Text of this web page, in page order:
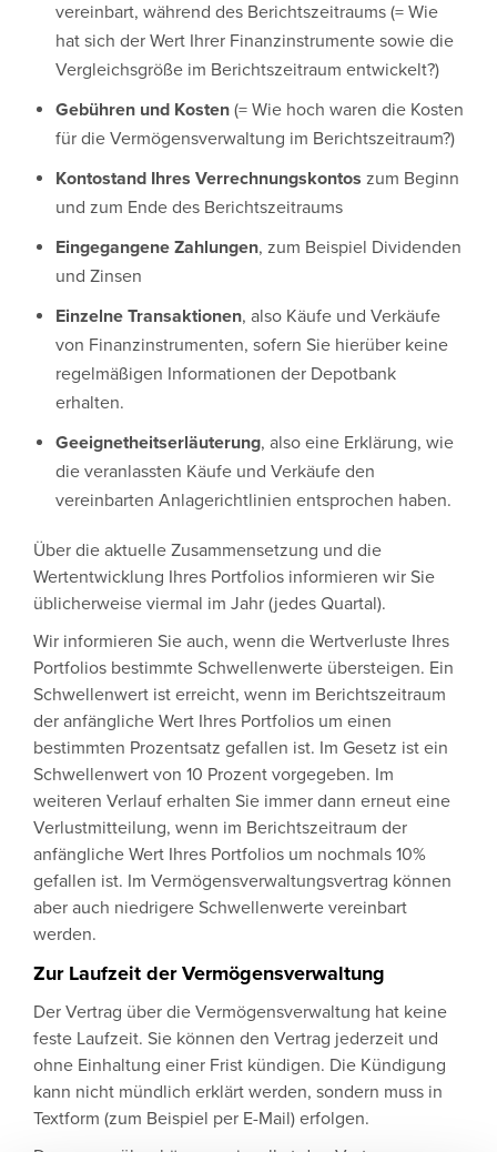
vereinbart, während des Berichtszeitraums (= Wie
hat sich der Wert Ihrer Finanzinstrumente sowie die
Vergleichsgröße im Berichtszeitraum entwickelt?)
Gebühren und Kosten (= Wie hoch waren die Kosten
für die Vermögensverwaltung im Berichtszeitraum?)
Kontostand Ihres Verrechnungskontos zum Beginn
und zum Ende des Berichtszeitraums
Eingegangene Zahlungen, zum Beispiel Dividenden
und Zinsen
Einzelne Transaktionen, also Käufe und Verkäufe
von Finanzinstrumenten, sofern Sie hierüber keine
regelmäßigen Informationen der Depotbank
erhalten.
Geeignetheitserläuterung, also eine Erklärung, wie
die veranlassten Käufe und Verkäufe den
vereinbarten Anlagerichtlinien entsprochen haben.
Über die aktuelle Zusammensetzung und die
Wertentwicklung Ihres Portfolios informieren wir Sie
üblicherweise viermal im Jahr (jedes Quartal).
Wir informieren Sie auch, wenn die Wertverluste Ihres
Portfolios bestimmte Schwellenwerte übersteigen. Ein
Schwellenwert ist erreicht, wenn im Berichtszeitraum
der anfängliche Wert Ihres Portfolios um einen
bestimmten Prozentsatz gefallen ist. Im Gesetz ist ein
Schwellenwert von 10 Prozent vorgegeben. Im
weiteren Verlauf erhalten Sie immer dann erneut eine
Verlustmitteilung, wenn im Berichtszeitraum der
anfängliche Wert Ihres Portfolios um nochmals 10%
gefallen ist. Im Vermögensverwaltungsvertrag können
aber auch niedrigere Schwellenwerte vereinbart
werden.
Zur Laufzeit der Vermögensverwaltung
Der Vertrag über die Vermögensverwaltung hat keine
feste Laufzeit. Sie können den Vertrag jederzeit und
ohne Einhaltung einer Frist kündigen. Die Kündigung
kann nicht mündlich erklärt werden, sondern muss in
Textform (zum Beispiel per E-Mail) erfolgen.